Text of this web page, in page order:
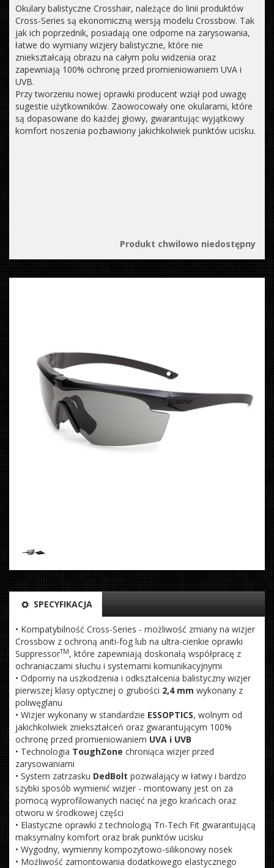
Okulary balistyczne Crosshair, należące do linii produktów
Cross-Series są ekonomiczną wersją modelu Crossbow. Tak
jak ich poprzednik, posiadają one odporne na zarysowania,
łatwe do wymiany wizjery balistyczne, które nie
zniekształcają obrazu na całym polu widzenia oraz
zapewniają 100% ochronę przed promieniowaniem UVA i
UVB.
Przy tworzeniu nowej oprawki producent wziął pod uwagę
sugestie użytkowników. Zaowocowały one okularami, które
są dopasowane do każdej głowy, gwarantując wyjątkowy
komfort noszenia pozbawiony jakichkolwiek punktów ucisku.
Produkt chwilowo niedostępny
SPECYFIKACJA
• Kompatybilność Cross-Series - możliwość zmiany na wizjer
Crossbow z ochroną aniti-fog lub na ultra-cienkie oprawki
SuppressorTM, które zapewniają doskonałą współpracę z
ochraniaczami słuchu i systemami komunikacyjnymi
• Odporny na uszkodzenia i odkształcenia balistyczny wizjer
pierwszej klasy optycznej o grubości 2,4 mm wykonany z
poliwęglanu
• Wizjer wykonany w standardzie ESSOPTICS, wolnym od
jakichkolwiek zniekształceń oraz gwarantującym 100%
ochronę przed promieniowaniem UVA i UVB
• Technologia ToughZone chroniąca wizjer przed
zarysowaniami
• System zatrzasku DedBolt pozwalający w łatwy i bardzo
szybki sposób wymienić wizjer - montowany jest on za
pomocą wyprofilowanych nacięć na jego krańcach oraz
otworu w środkowej części
• Elastyczne oprawki z technologią Tri-Tech Fit gwarantującą
maksymalny komfort oraz brak punktów ucisku
• Wygodny, wymienny kompozytowo-silikonowy nosek
• Możliwość zamontowania dodatkowego elastycznego